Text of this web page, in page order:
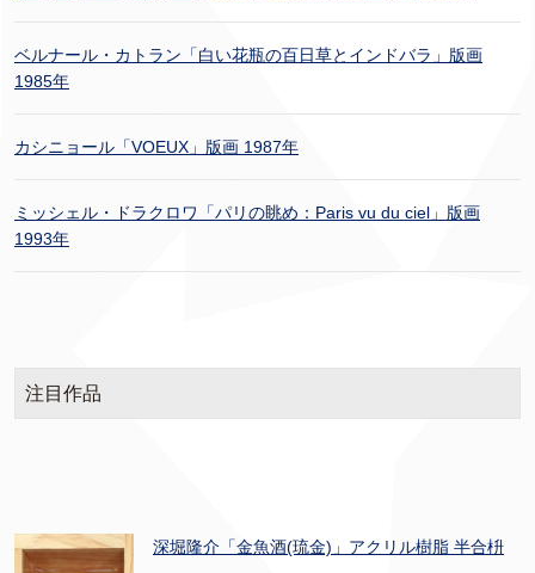
ベルナール・カトラン「白い花瓶の百日草とインドバラ」版画
1985年
カシニョール「VOEUX」版画 1987年
ミッシェル・ドラクロワ「パリの眺め：Paris vu du ciel」版画
1993年
注目作品
深堀隆介「金魚酒(琉金)」アクリル樹脂 半合枡